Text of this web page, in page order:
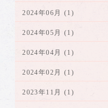
2024年06月 (1)
2024年05月 (1)
2024年04月 (1)
2024年02月 (1)
2023年11月 (1)